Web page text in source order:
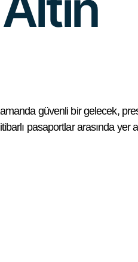
güvenli bir gelecek,
pasaportlar arasında yer